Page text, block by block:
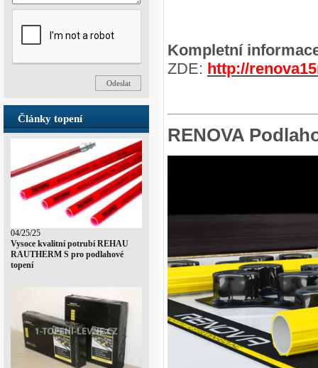
Články topení
04/25/25
Vysoce kvalitní potrubí REHAU
RAUTHERM S pro podlahové
topení
Kompletní
ZDE: http://
RENOVA